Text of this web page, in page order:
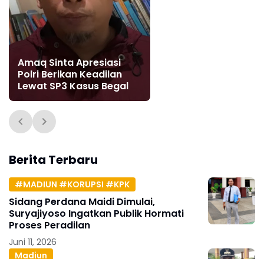
Amaq Sinta Apresiasi
Polri Berikan Keadilan
Lewat SP3 Kasus Begal
Berita Terbaru
#MADIUN #KORUPSI #KPK
Sidang Perdana Maidi Dimulai,
Suryajiyoso Ingatkan Publik Hormati
Proses Peradilan
Juni 11, 2026
Madiun